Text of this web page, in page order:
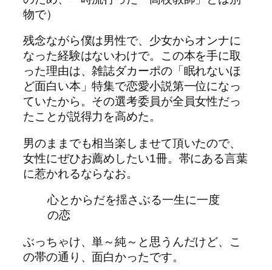
物で）
残念ながら僕は男性で、少女からオンナに
なった経験はないわけで。この本を手に取
った理由は、雑誌ダカーポの「眠れないほ
ど面白い本」特集で恋愛小説第一位になっ
ていたから。その選考委員が全員女性だっ
たことが説得力を高めた。
男のままでも相当楽しませて頂いたので、
女性にぜひお薦めしたい1冊。帯にある言葉
に惹かれるならなお。
心とからだを揺さぶる一生に一度
の恋
ぶっちゃけ、単～純～と思うんだけど、こ
の帯の通り、面白かったです。